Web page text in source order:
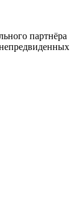
партнёра